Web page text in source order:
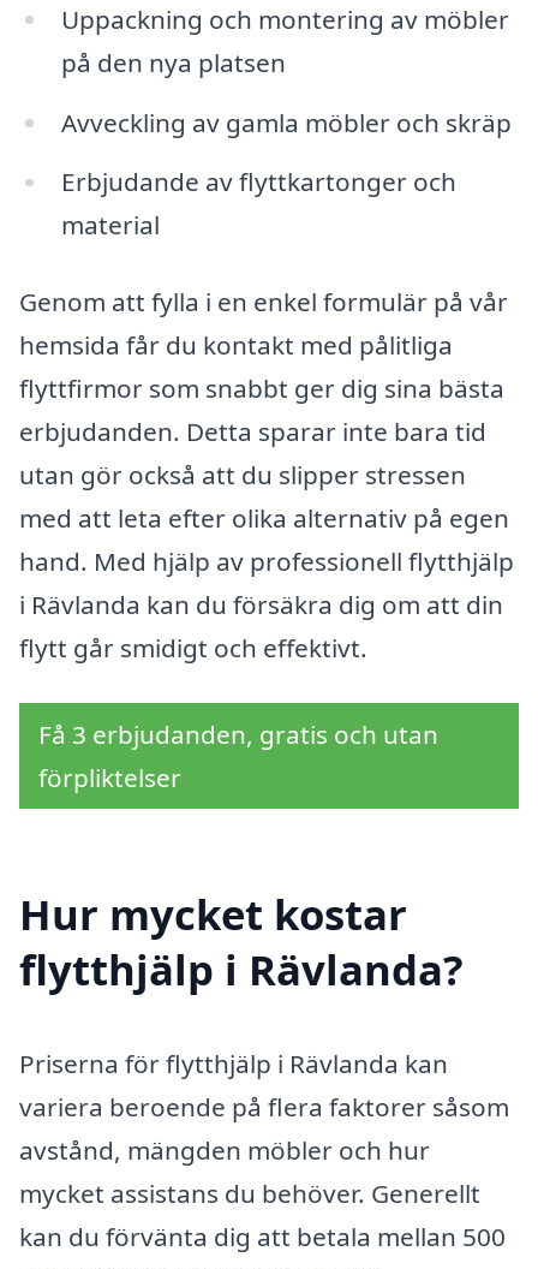
Uppackning och montering av möbler
på den nya platsen
Avveckling av gamla möbler och skräp
Erbjudande av flyttkartonger och
material
Genom att fylla i en enkel formulär på vår
hemsida får du kontakt med pålitliga
flyttfirmor som snabbt ger dig sina bästa
erbjudanden. Detta sparar inte bara tid
utan gör också att du slipper stressen
med att leta efter olika alternativ på egen
hand. Med hjälp av professionell flytthjälp
i Rävlanda kan du försäkra dig om att din
flytt går smidigt och effektivt.
Få 3 erbjudanden, gratis och utan
förpliktelser
Hur mycket kostar
flytthjälp i Rävlanda?
Priserna för flytthjälp i Rävlanda kan
variera beroende på flera faktorer såsom
avstånd, mängden möbler och hur
mycket assistans du behöver. Generellt
kan du förvänta dig att betala mellan 500